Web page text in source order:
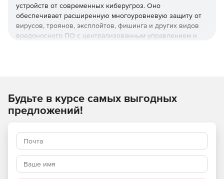
устройств от современных киберугроз. Оно
обеспечивает расширенную многоуровневую защиту от
вирусов, троянов, эксплойтов, фишинга и других видов
вредоносного ПО с централизованным управлением и
защиты от сложных кибератак и оптимизации ИТ-
процессов в сфере безопасности на предприятии.
Kaspersky Endpoint Security для бизнеса Расширенный
Плюс включает все функции базовой и стандартной
версии, а также дополнительные технологии:
Будьте в курсе самых выгодных
предложений!